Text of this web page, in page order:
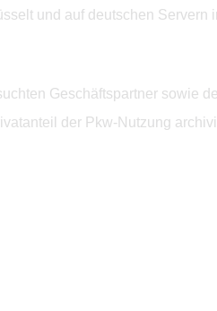
und auf deutschen Servern
Geschäftspartner sowie
der Pkw-Nutzung